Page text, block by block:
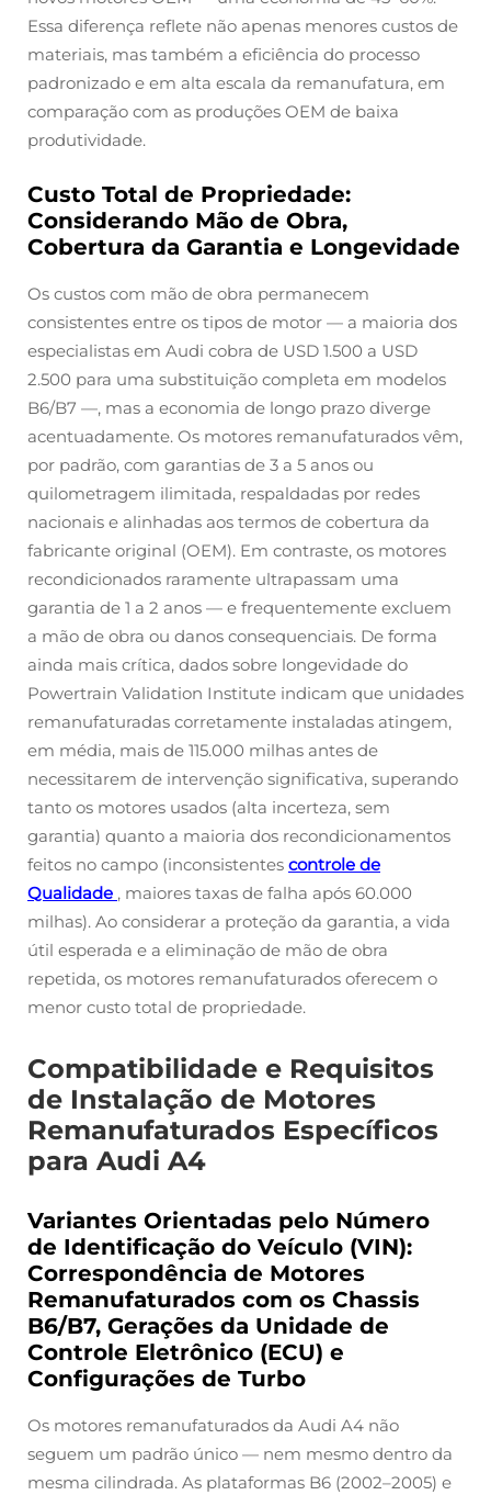
Essa diferença reflete não apenas menores custos de
materiais, mas também a eficiência do processo
padronizado e em alta escala da remanufatura, em
comparação com as produções OEM de baixa
produtividade.
Custo Total de Propriedade:
Considerando Mão de Obra,
Cobertura da Garantia e Longevidade
Os custos com mão de obra permanecem
consistentes entre os tipos de motor — a maioria dos
especialistas em Audi cobra de USD 1.500 a USD
2.500 para uma substituição completa em modelos
B6/B7 —, mas a economia de longo prazo diverge
acentuadamente. Os motores remanufaturados vêm,
por padrão, com garantias de 3 a 5 anos ou
quilometragem ilimitada, respaldadas por redes
nacionais e alinhadas aos termos de cobertura da
fabricante original (OEM). Em contraste, os motores
recondicionados raramente ultrapassam uma
garantia de 1 a 2 anos — e frequentemente excluem
a mão de obra ou danos consequenciais. De forma
ainda mais crítica, dados sobre longevidade do
Powertrain Validation Institute indicam que unidades
remanufaturadas corretamente instaladas atingem,
em média, mais de 115.000 milhas antes de
necessitarem de intervenção significativa, superando
tanto os motores usados (alta incerteza, sem
garantia) quanto a maioria dos recondicionamentos
feitos no campo (inconsistentes controle de
Qualidade , maiores taxas de falha após 60.000
milhas). Ao considerar a proteção da garantia, a vida
útil esperada e a eliminação de mão de obra
repetida, os motores remanufaturados oferecem o
menor custo total de propriedade.
Compatibilidade e Requisitos
de Instalação de Motores
Remanufaturados Específicos
para Audi A4
Variantes Orientadas pelo Número
de Identificação do Veículo (VIN):
Correspondência de Motores
Remanufaturados com os Chassis
B6/B7, Gerações da Unidade de
Controle Eletrônico (ECU) e
Configurações de Turbo
Os motores remanufaturados da Audi A4 não
seguem um padrão único — nem mesmo dentro da
mesma cilindrada. As plataformas B6 (2002–2005) e